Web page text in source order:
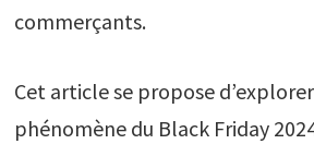
commerçants.
Cet article se propose
phénomène du Black Friday